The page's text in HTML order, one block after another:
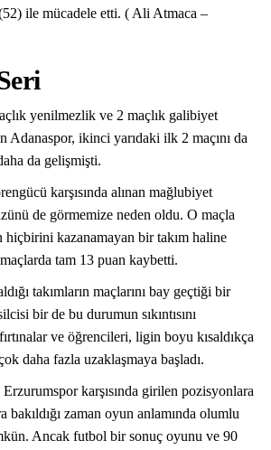
ile mücadele etti. ( Ali Atmaca –
yenilmezlik ve 2 maçlık galibiyet
Adanaspor, ikinci yarıdaki ilk 2 maçını da
da gelişmişti.
karşısında alınan mağlubiyet
de görmemize neden oldu. O maçla
hiçbirini kazanamayan bir takım haline
tam 13 puan kaybetti.
takımların maçlarını bay geçtiği bir
bir de bu durumun sıkıntısını
ve öğrencileri, ligin boyu kısaldıkça
daha fazla uzaklaşmaya başladı.
karşısında girilen pozisyonlara
bakıldığı zaman oyun anlamında olumlu
Ancak futbol bir sonuç oyunu ve 90